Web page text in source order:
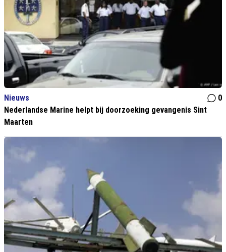
Nieuws
0
Nederlandse Marine helpt bij doorzoeking gevangenis Sint
Maarten